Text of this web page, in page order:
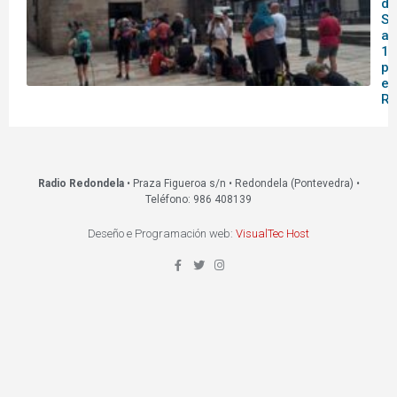
de
14
en
Radio Redondela• Praza Figueroa s/n • Redondela (Pontevedra) •
Teléfono: 986 408139
Deseño e Programación web: VisualTec Host